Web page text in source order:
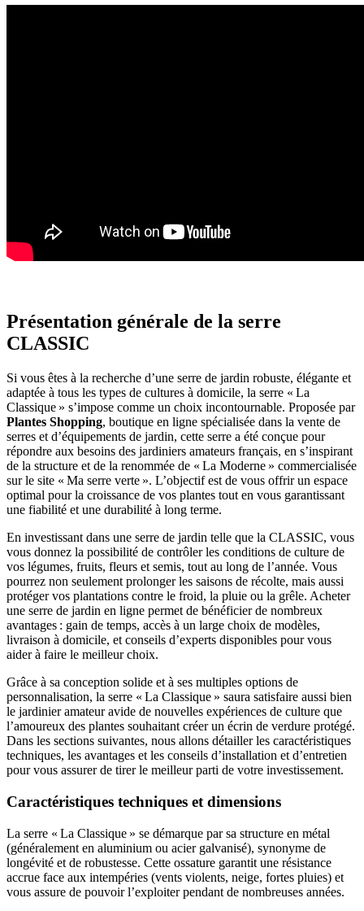
Présentation générale de la serre
CLASSIC
Si vous êtes à la recherche d’une serre de jardin robuste, élégante et
adaptée à tous les types de cultures à domicile, la serre « La
Classique » s’impose comme un choix incontournable. Proposée par
Plantes Shopping, boutique en ligne spécialisée dans la vente de
serres et d’équipements de jardin, cette serre a été conçue pour
répondre aux besoins des jardiniers amateurs français, en s’inspirant
de la structure et de la renommée de « La Moderne » commercialisée
sur le site « Ma serre verte ». L’objectif est de vous offrir un espace
optimal pour la croissance de vos plantes tout en vous garantissant
une fiabilité et une durabilité à long terme.
En investissant dans une serre de jardin telle que la CLASSIC, vous
vous donnez la possibilité de contrôler les conditions de culture de
vos légumes, fruits, fleurs et semis, tout au long de l’année. Vous
pourrez non seulement prolonger les saisons de récolte, mais aussi
protéger vos plantations contre le froid, la pluie ou la grêle. Acheter
une serre de jardin en ligne permet de bénéficier de nombreux
avantages : gain de temps, accès à un large choix de modèles,
livraison à domicile, et conseils d’experts disponibles pour vous
aider à faire le meilleur choix.
Grâce à sa conception solide et à ses multiples options de
personnalisation, la serre « La Classique » saura satisfaire aussi bien
le jardinier amateur avide de nouvelles expériences de culture que
l’amoureux des plantes souhaitant créer un écrin de verdure protégé.
Dans les sections suivantes, nous allons détailler les caractéristiques
techniques, les avantages et les conseils d’installation et d’entretien
pour vous assurer de tirer le meilleur parti de votre investissement.
Caractéristiques techniques et dimensions
La serre « La Classique » se démarque par sa structure en métal
(généralement en aluminium ou acier galvanisé), synonyme de
longévité et de robustesse. Cette ossature garantit une résistance
accrue face aux intempéries (vents violents, neige, fortes pluies) et
vous assure de pouvoir l’exploiter pendant de nombreuses années.